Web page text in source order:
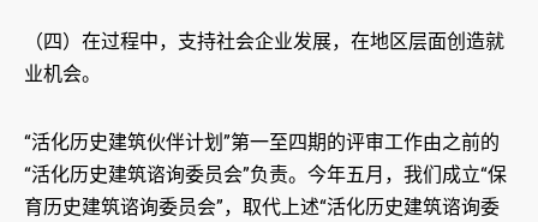
（四）在过程中，支持社会企业发展，在地区层面创造就
业机会。
“活化历史建筑伙伴计划”第一至四期的评审工作由之前的
“活化历史建筑谘询委员会”负责。今年五月，我们成立“保
育历史建筑谘询委员会”，取代上述“活化历史建筑谘询委